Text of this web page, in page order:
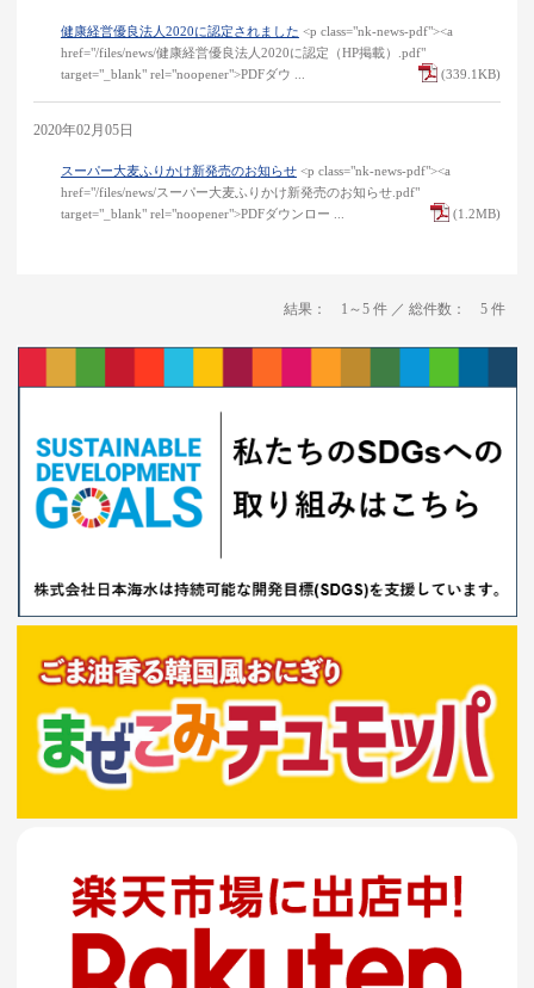
健康経営優良法人2020に認定されました <p class="nk-news-pdf"><a
href="/files/news/健康経営優良法人2020に認定（HP掲載）.pdf"
target="_blank" rel="noopener">PDFダウ ...
(339.1KB)
2020年02月05日
スーパー大麦ふりかけ新発売のお知らせ <p class="nk-news-pdf"><a
href="/files/news/スーパー大麦ふりかけ新発売のお知らせ.pdf"
target="_blank" rel="noopener">PDFダウンロー ...
(1.2MB)
結果： 1～5 件 ／ 総件数： 5 件